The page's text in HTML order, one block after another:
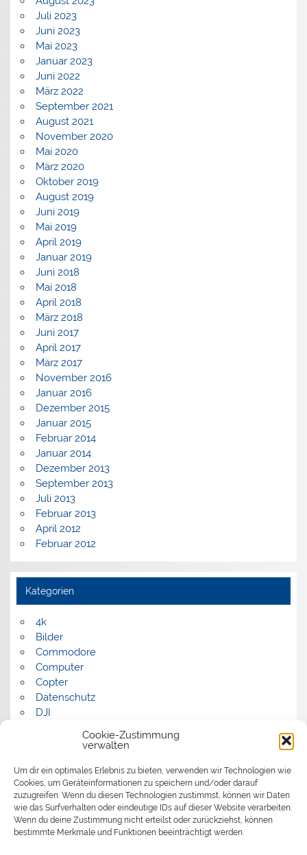
Cookie-Zustimmung
verwalten
Um dir ein optimales Erlebnis zu bieten, verwenden wir Technologien wie
Cookies, um Geräteinformationen zu speichern und/oder darauf
zuzugreifen. Wenn du diesen Technologien zustimmst, können wir Daten
wie das Surfverhalten oder eindeutige IDs auf dieser Website verarbeiten.
Wenn du deine Zustimmung nicht erteilst oder zurückziehst, können
bestimmte Merkmale und Funktionen beeinträchtigt werden.
Juli 2023
Juni 2023
Mai 2023
Januar 2023
Juni 2022
März 2022
September 2021
August 2021
November 2020
Mai 2020
März 2020
Oktober 2019
August 2019
Juni 2019
Mai 2019
April 2019
Januar 2019
Juni 2018
Mai 2018
April 2018
März 2018
Juni 2017
April 2017
März 2017
November 2016
Januar 2016
Dezember 2015
Januar 2015
Februar 2014
Januar 2014
Dezember 2013
September 2013
Juli 2013
Februar 2013
April 2012
Februar 2012
Kategorien
4k
Bilder
Commodore
Computer
Copter
Datenschutz
DJI
Panorama
Politik
Retrocomputer
Uncategorized
Video